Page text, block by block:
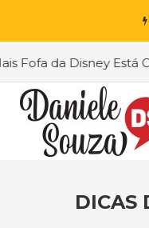
da Disney Está
DICAS